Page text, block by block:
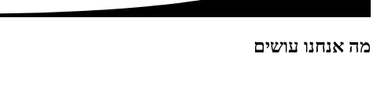
מה אנחנו עושים